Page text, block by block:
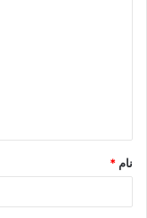
*
نام *